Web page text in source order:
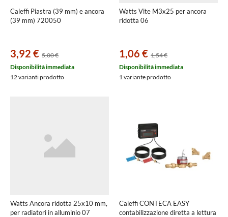
Caleffi Piastra (39 mm) e ancora
(39 mm) 720050
3,92 € 5,00 €
Disponibilità immediata
12 varianti prodotto
Watts Vite M3x25 per ancora
ridotta 06
1,06 € 1,54 €
Disponibilità immediata
1 variante prodotto
Watts Ancora ridotta 25x10 mm,
per radiatori in alluminio 07
Caleffi CONTECA EASY
contabilizzazione diretta a lettura